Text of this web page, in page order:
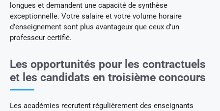
longues et demandent une capacité de synthèse
exceptionnelle. Votre salaire et votre volume horaire
d’enseignement sont plus avantageux que ceux d’un
professeur certifié.
Les opportunités pour les contractuels
et les candidats en troisième concours
Les académies recrutent régulièrement des enseignants